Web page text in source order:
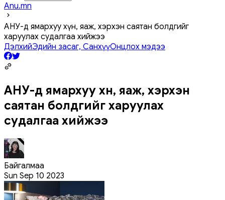
Anu.mn
АНУ-д ямархуу хүн, яаж, хэрхэн саятан болдгийг
харуулах судалгаа хийжээ
ДэлхийЭдийн засаг, СанхүүОнцлох мэдээ
АНУ-д ямархуу хүн, яаж, хэрхэн
саятан болдгийг харуулах
судалгаа хийжээ
Байгалмаа
Sun Sep 10 2023